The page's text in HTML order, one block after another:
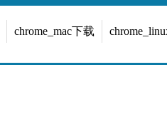
chrome_mac下载